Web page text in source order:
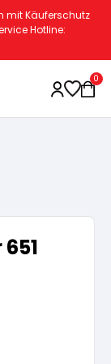
mit Käuferschutz
Hotline:
0